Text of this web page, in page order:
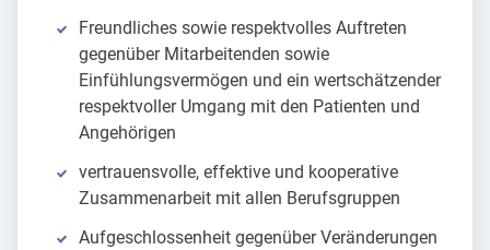
Freundliches sowie respektvolles Auftreten
gegenüber Mitarbeitenden sowie
Einfühlungsvermögen und ein wertschätzender
respektvoller Umgang mit den Patienten und
Angehörigen
vertrauensvolle, effektive und kooperative
Zusammenarbeit mit allen Berufsgruppen
Aufgeschlossenheit gegenüber Veränderungen